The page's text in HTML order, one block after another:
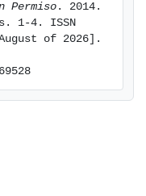
Permiso. 2014.
1-4. ISSN
of 2026].